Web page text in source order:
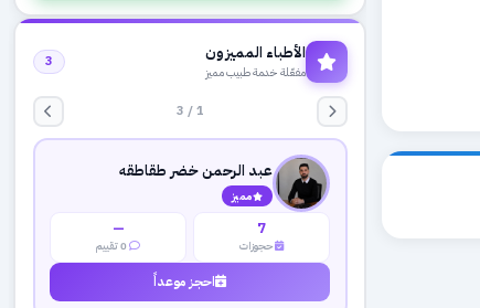
الأطباء المميزون
مفعّلة خدمة طبيب مميز
3
1 / 3
عبد الرحمن خضر طقاطقه
مميز
7
حجوزات
—
احجز موعداً